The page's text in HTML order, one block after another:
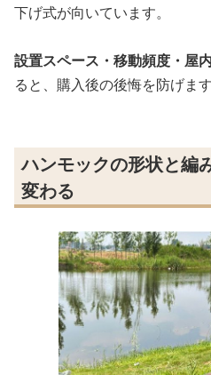
下げ式が向いています。
設置スペース・移動頻度・屋
ると、購入後の後悔を防げます
ハンモックの形状と編
変わる